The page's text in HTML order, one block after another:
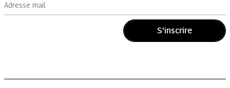
Adresse mail
S'inscrire